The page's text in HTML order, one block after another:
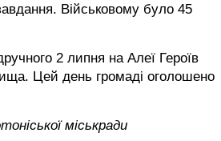
Військовому було 45
2 липня на Алеї Героїв
Цей день громаді оголошено
міськради